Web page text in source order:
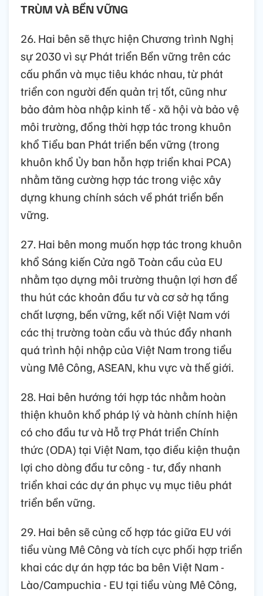
TRÙM VÀ BỀN VỮNG
26. Hai bên sẽ thực hiện Chương trình Nghị
sự 2030 vì sự Phát triển Bền vững trên các
cấu phần và mục tiêu khác nhau, từ phát
triển con người đến quản trị tốt, cũng như
bảo đảm hòa nhập kinh tế - xã hội và bảo vệ
môi trường, đồng thời hợp tác trong khuôn
khổ Tiểu ban Phát triển bền vững (trong
khuôn khổ Ủy ban hỗn hợp triển khai PCA)
nhằm tăng cường hợp tác trong việc xây
dựng khung chính sách về phát triển bền
vững.
27. Hai bên mong muốn hợp tác trong khuôn
khổ Sáng kiến Cửa ngõ Toàn cầu của EU
nhằm tạo dựng môi trường thuận lợi hơn để
thu hút các khoản đầu tư và cơ sở hạ tầng
chất lượng, bền vững, kết nối Việt Nam với
các thị trường toàn cầu và thúc đẩy nhanh
quá trình hội nhập của Việt Nam trong tiểu
vùng Mê Công, ASEAN, khu vực và thế giới.
28. Hai bên hướng tới hợp tác nhằm hoàn
thiện khuôn khổ pháp lý và hành chính hiện
có cho đầu tư và Hỗ trợ Phát triển Chính
thức (ODA) tại Việt Nam, tạo điều kiện thuận
lợi cho dòng đầu tư công - tư, đẩy nhanh
triển khai các dự án phục vụ mục tiêu phát
triển bền vững.
29. Hai bên sẽ củng cố hợp tác giữa EU với
tiểu vùng Mê Công và tích cực phối hợp triển
khai các dự án hợp tác ba bên Việt Nam -
Lào/Campuchia - EU tại tiểu vùng Mê Công,